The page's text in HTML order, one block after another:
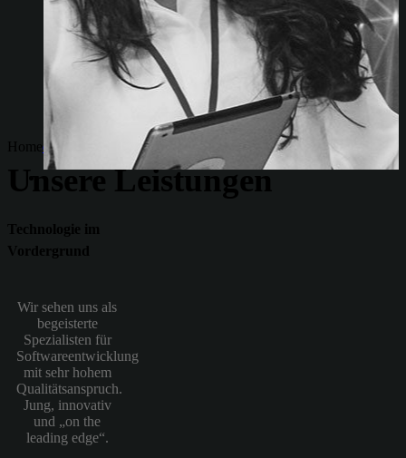
Homedeveloper 2026-02-11T16:10:05+01:00
Unsere Leistungen
Technologie im
Vordergrund
Wir sehen uns als
begeisterte
Spezialisten für
Softwareentwicklung
mit sehr hohem
Qualitätsanspruch.
Jung, innovativ
und „on the
leading edge“.